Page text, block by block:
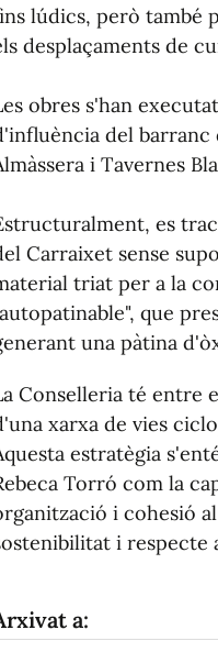
lúdics, però també
desplaçaments de
obres s'han
del barranc
i Tavernes
es
Carraixet sense
triat per a la
que
una pàtina
Conselleria té entre
xarxa de vies
estratègia
Torró com la
i cohesió
i respecte
a: